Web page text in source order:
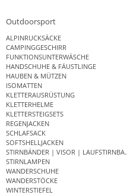
Outdoorsport
ALPINRUCKSÄCKE
CAMPINGGESCHIRR
FUNKTIONSUNTERWÄSCHE
HANDSCHUHE & FÄUSTLINGE
HAUBEN & MÜTZEN
ISOMATTEN
KLETTERAUSRÜSTUNG
KLETTERHELME
KLETTERSTEIGSETS
REGENJACKEN
SCHLAFSACK
SOFTSHELLJACKEN
STIRNBÄNDER | VISOR |
STIRNLAMPEN
WANDERSCHUHE
WANDERSTÖCKE
WINTERSTIEFEL